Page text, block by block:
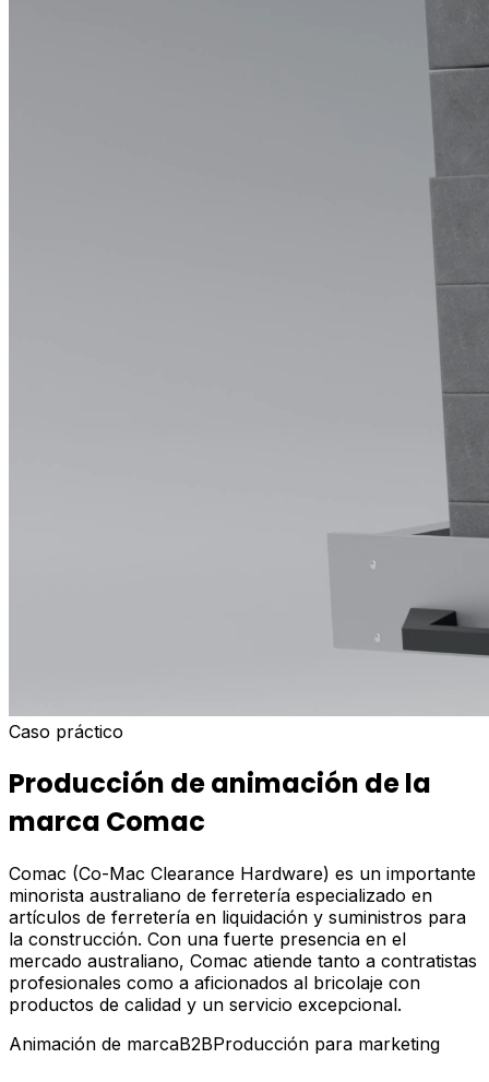
Caso práctico
Producción de animación de la
marca Comac
Comac (Co-Mac Clearance Hardware) es un importante
minorista australiano de ferretería especializado en
artículos de ferretería en liquidación y suministros para
la construcción. Con una fuerte presencia en el
mercado australiano, Comac atiende tanto a contratistas
profesionales como a aficionados al bricolaje con
productos de calidad y un servicio excepcional.
Animación de marcaB2BProducción para marketing